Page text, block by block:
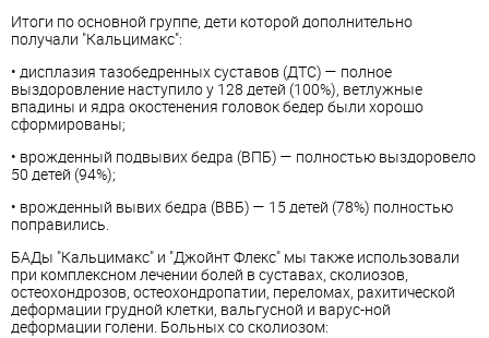
Итоги по основной группе, дети которой дополнительно
получали "Кальцимакс":
• дисплазия тазобедренных суставов (ДТС) — полное
выздоровление наступило у 128 детей (100%), ветлужные
впадины и ядра окостенения головок бедер были хорошо
сформированы;
• врожденный подвывих бедра (ВПБ) — полностью выздоровело
50 детей (94%);
• врожденный вывих бедра (ВВБ) — 15 детей (78%) полностью
поправились.
БАДы "Кальцимакс" и "Джойнт Флекс" мы также использовали
при комплексном лечении болей в суставах, сколиозов,
остеохондрозов, остеохондропатии, переломах, рахитической
деформации грудной клетки, вальгусной и варус-ной
деформации голени. Больных со сколиозом: